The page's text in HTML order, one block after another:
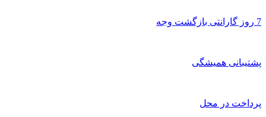
7 روز گارانتی بازگشت وجه
پشتیبانی همیشگی
پرداخت در محل